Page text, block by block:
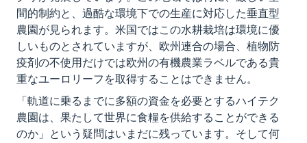
間的制約と、過酷な環境下での生産に対応した垂直型
農園が見られます。米国ではこの水耕栽培は環境に優
しいものとされていますが、欧州連合の場合、植物防
疫剤の不使用だけでは欧州の有機農業ラベルである貴
重なユーロリーフを取得することはできません。
「軌道に乗るまでに多額の資金を必要とするハイテク
農園は、果たして世界に食糧を供給することができる
のか」という疑問はいまだに残っています。そして何